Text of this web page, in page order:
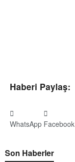
Haberi Paylaş:
WhatsApp Facebook
Son Haberler